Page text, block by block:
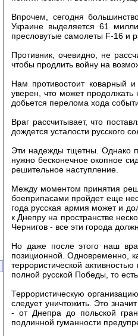
Впрочем, сегодня
Украине выделяется 61
пресловутые самолеты F-16 и
Противник, очевидно, не
чтобы продлить войну на
Нам противостоит коварный
уверен, что может продолжать
добьется перелома хода
Враг рассчитывает, что
дождется усталости русского
Эти надежды тщетны. Однако
нужно бесконечное окопное
решительное наступление.
Между моментом принятия
боеприпасами пройдет еще
года русская армия может и
к Днепру на пространстве
Чернигов - все эти города
Но даже после этого наш
позиционной. Одновременно,
террористической
полной русской Победы, то
Террористическую
следует уничтожить. Это
- от Днепра до польской
подлинной гуманности